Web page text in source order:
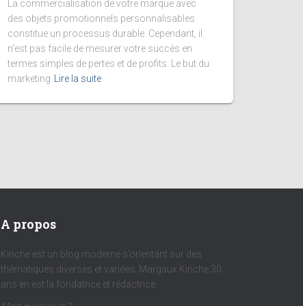
La commercialisation de votre marque avec
des objets promotionnels personnalisables
constitue un processus durable. Cependant, il
n’est pas facile de mesurer votre succès en
termes simples de pertes et de profits. Le but du
marketing
Lire la suite
A propos
Kinche est un blog moderne s’orientant sur des
thématiques diverses et variées. Margaux Kinche 30
ans en est la fondatrice et rédactrice.